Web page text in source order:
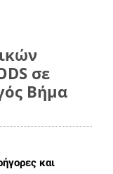
σε
Βήμα
και